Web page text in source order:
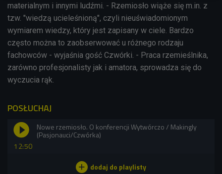
materialnym i innymi ludźmi. - Rzemiosło wiąże się m.in. z
tzw. "wiedzą ucieleśnioną", czyli nieuświadomionym
wymiarem wiedzy, który jest zapisany w ciele. Bardzo
często można to zaobserwować u różnego rodzaju
fachowców - wyjaśnia gość Czwórki. - Praca rzemieślnika,
zarówno profesjonalisty jak i amatora, sprowadza się do
wyczucia rąk.
POSŁUCHAJ
12:50
Nowe rzemiosło. O konferencji Wytwórczo / Makingly
(Pasjonauci/Czwórka)